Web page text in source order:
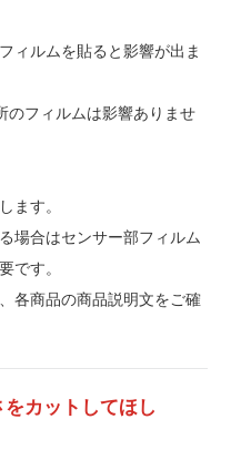
ィルムを貼ると影響が出ま
のフィルムは影響ありませ
ます。
場合はセンサー部フィルム
です。
各商品の商品説明文をご確
カットしてほし